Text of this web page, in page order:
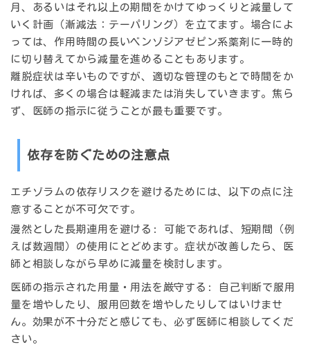
月、あるいはそれ以上の期間をかけてゆっくりと減量して
いく計画（漸減法：テーパリング）を立てます。場合によ
っては、作用時間の長いベンゾジアゼピン系薬剤に一時的
に切り替えてから減量を進めることもあります。
離脱症状は辛いものですが、適切な管理のもとで時間をか
ければ、多くの場合は軽減または消失していきます。焦ら
ず、医師の指示に従うことが最も重要です。
依存を防ぐための注意点
エチゾラムの依存リスクを避けるためには、以下の点に注
意することが不可欠です。
漫然とした長期連用を避ける : 可能であれば、短期間（例
えば数週間）の使用にとどめます。症状が改善したら、医
師と相談しながら早めに減量を検討します。
医師の指示された用量・用法を厳守する : 自己判断で服用
量を増やしたり、服用回数を増やしたりしてはいけませ
ん。効果が不十分だと感じても、必ず医師に相談してくだ
さい。